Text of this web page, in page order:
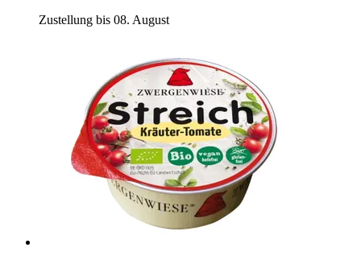
Zustellung bis 08. August